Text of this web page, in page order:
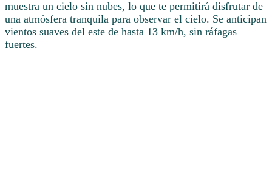
muestra un cielo sin nubes, lo que te permitirá disfrutar de
una atmósfera tranquila para observar el cielo. Se anticipan
vientos suaves del este de hasta 13 km/h, sin ráfagas
fuertes.